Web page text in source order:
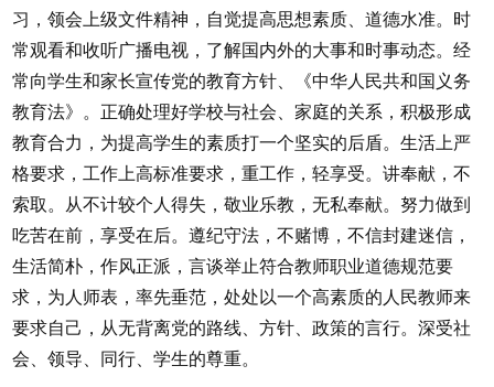
习，领会上级文件精神，自觉提高思想素质、道德水准。时
常观看和收听广播电视，了解国内外的大事和时事动态。经
常向学生和家长宣传党的教育方针、《中华人民共和国义务
教育法》。正确处理好学校与社会、家庭的关系，积极形成
教育合力，为提高学生的素质打一个坚实的后盾。生活上严
格要求，工作上高标准要求，重工作，轻享受。讲奉献，不
索取。从不计较个人得失，敬业乐教，无私奉献。努力做到
吃苦在前，享受在后。遵纪守法，不赌博，不信封建迷信，
生活简朴，作风正派，言谈举止符合教师职业道德规范要
求，为人师表，率先垂范，处处以一个高素质的人民教师来
要求自己，从无背离党的路线、方针、政策的言行。深受社
会、领导、同行、学生的尊重。